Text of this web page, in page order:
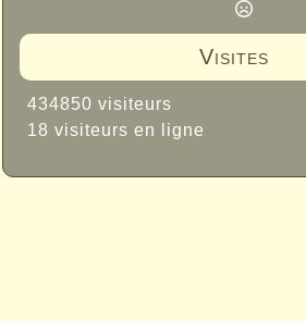
Visites
434850 visiteurs
18 visiteurs en ligne